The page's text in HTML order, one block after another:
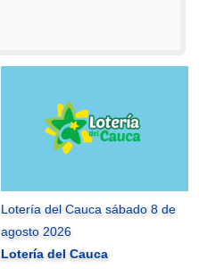
Lotería del Cauca sábado 8 de
agosto 2026
Lotería del Cauca